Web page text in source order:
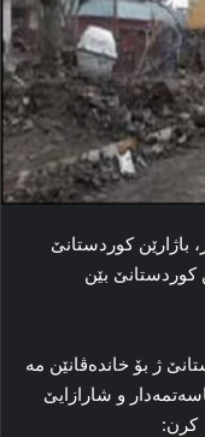
کوردستانێ
بێن
ژ بۆ خاندەڤانێن مە
و شارازایێ
كرن: